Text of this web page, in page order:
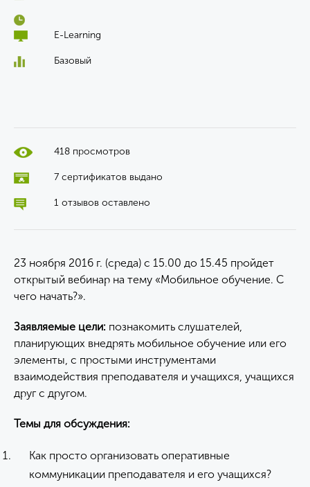
E-Learning
Базовый
418 просмотров
7 сертификатов выдано
1 отзывов оставлено
23 ноября 2016 г. (среда) с 15.00 до 15.45 пройдет
открытый вебинар на тему «Мобильное обучение. С
чего начать?».
Заявляемые цели: познакомить слушателей,
планирующих внедрять мобильное обучение или его
элементы, с простыми инструментами
взаимодействия преподавателя и учащихся, учащихся
друг с другом.
Темы для обсуждения:
Как просто организовать оперативные
коммуникации преподавателя и его учащихся?